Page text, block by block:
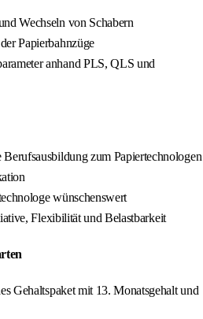
Wechseln von Schabern
Papierbahnzüge
anhand PLS, QLS und
Berufsausbildung zum Papiertechnologen
wünschenswert
Flexibilität und Belastbarkeit
Gehaltspaket mit 13. Monatsgehalt und